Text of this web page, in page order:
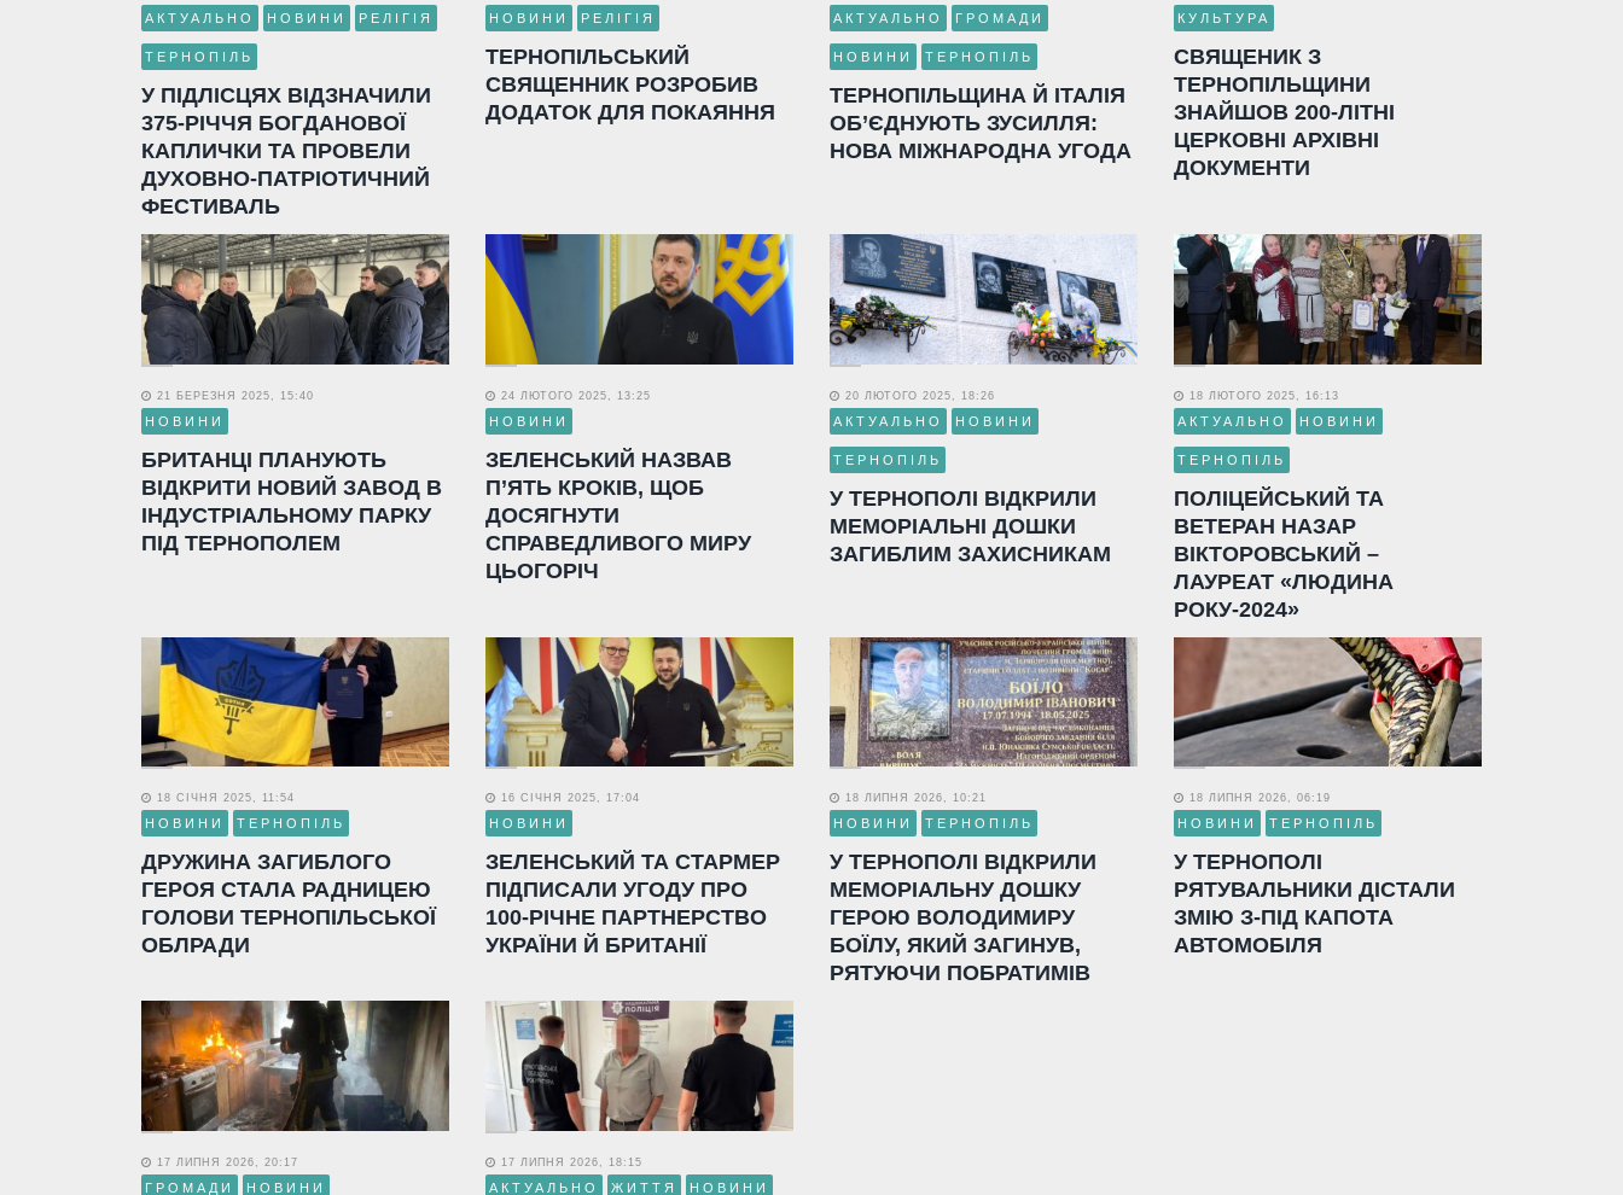
АКТУАЛЬНО НОВИНИ РЕЛІГІЯ
ТЕРНОПІЛЬ
У ПІДЛІСЦЯХ ВІДЗНАЧИЛИ
375-РІЧЧЯ БОГДАНОВОЇ
КАПЛИЧКИ ТА ПРОВЕЛИ
ДУХОВНО-ПАТРІОТИЧНИЙ
ФЕСТИВАЛЬ
НОВИНИ РЕЛІГІЯ
ТЕРНОПІЛЬСЬКИЙ
СВЯЩЕННИК РОЗРОБИВ
ДОДАТОК ДЛЯ ПОКАЯННЯ
АКТУАЛЬНО ГРОМАДИ
НОВИНИ ТЕРНОПІЛЬ
ТЕРНОПІЛЬЩИНА Й ІТАЛІЯ
ОБ’ЄДНУЮТЬ ЗУСИЛЛЯ:
НОВА МІЖНАРОДНА УГОДА
КУЛЬТУРА
СВЯЩЕНИК З
ТЕРНОПІЛЬЩИНИ
ЗНАЙШОВ 200-ЛІТНІ
ЦЕРКОВНІ АРХІВНІ
ДОКУМЕНТИ
21 БЕРЕЗНЯ 2025, 15:40
НОВИНИ
БРИТАНЦІ ПЛАНУЮТЬ
ВІДКРИТИ НОВИЙ ЗАВОД В
ІНДУСТРІАЛЬНОМУ ПАРКУ
ПІД ТЕРНОПОЛЕМ
24 ЛЮТОГО 2025, 13:25
НОВИНИ
ЗЕЛЕНСЬКИЙ НАЗВАВ
П’ЯТЬ КРОКІВ, ЩОБ
ДОСЯГНУТИ
СПРАВЕДЛИВОГО МИРУ
ЦЬОГОРІЧ
20 ЛЮТОГО 2025, 18:26
АКТУАЛЬНО НОВИНИ
ТЕРНОПІЛЬ
У ТЕРНОПОЛІ ВІДКРИЛИ
МЕМОРІАЛЬНІ ДОШКИ
ЗАГИБЛИМ ЗАХИСНИКАМ
18 ЛЮТОГО 2025, 16:13
АКТУАЛЬНО НОВИНИ
ТЕРНОПІЛЬ
ПОЛІЦЕЙСЬКИЙ ТА
ВЕТЕРАН НАЗАР
ВІКТОРОВСЬКИЙ –
ЛАУРЕАТ «ЛЮДИНА
РОКУ-2024»
18 СІЧНЯ 2025, 11:54
НОВИНИ ТЕРНОПІЛЬ
ДРУЖИНА ЗАГИБЛОГО
ГЕРОЯ СТАЛА РАДНИЦЕЮ
ГОЛОВИ ТЕРНОПІЛЬСЬКОЇ
ОБЛРАДИ
16 СІЧНЯ 2025, 17:04
НОВИНИ
ЗЕЛЕНСЬКИЙ ТА СТАРМЕР
ПІДПИСАЛИ УГОДУ ПРО
100-РІЧНЕ ПАРТНЕРСТВО
УКРАЇНИ Й БРИТАНІЇ
18 ЛИПНЯ 2026, 10:21
НОВИНИ ТЕРНОПІЛЬ
У ТЕРНОПОЛІ ВІДКРИЛИ
МЕМОРІАЛЬНУ ДОШКУ
ГЕРОЮ ВОЛОДИМИРУ
БОЇЛУ, ЯКИЙ ЗАГИНУВ,
РЯТУЮЧИ ПОБРАТИМІВ
18 ЛИПНЯ 2026, 06:19
НОВИНИ ТЕРНОПІЛЬ
У ТЕРНОПОЛІ
РЯТУВАЛЬНИКИ ДІСТАЛИ
ЗМІЮ З-ПІД КАПОТА
АВТОМОБІЛЯ
17 ЛИПНЯ 2026, 20:17
ГРОМАДИ НОВИНИ
17 ЛИПНЯ 2026, 18:15
АКТУАЛЬНО ЖИТТЯ НОВИНИ